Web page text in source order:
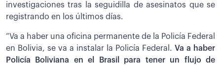
investigaciones tras la seguidilla de asesinatos que se
registrando en los últimos días.
“Va a haber una oficina permanente de la Policía Federal
en Bolivia, se va a instalar la Policía Federal. Va a haber
Policía Boliviana en el Brasil para tener un flujo de